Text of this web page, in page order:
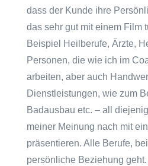
dass der Kunde ihre
das sehr gut mit einem Film
Beispiel Heilberufe, Ärzte,
Personen, die wie ich im
arbeiten, aber auch
Dienstleistungen, wie zum
Badausbau etc. – all
meiner Meinung nach mit
präsentieren. Alle Berufe,
persönliche Beziehung